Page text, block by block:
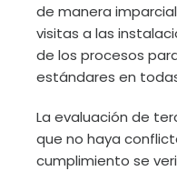
de manera
visitas a las
de los procesos
estándares en
La evaluación de
que no haya
cumplimiento se